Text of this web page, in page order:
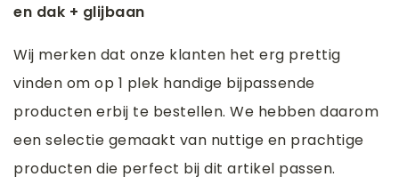
en dak + glijbaan
Wij merken dat onze klanten het erg prettig
vinden om op 1 plek handige bijpassende
producten erbij te bestellen. We hebben daarom
een selectie gemaakt van nuttige en prachtige
producten die perfect bij dit artikel passen.